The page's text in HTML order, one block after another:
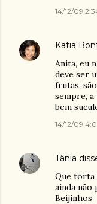
14/12/09
Katia
Anita, eu
deve ser
frutas,
sempre,
bem
14/12/09
Tânia
Que torta
ainda não
Beijinhos